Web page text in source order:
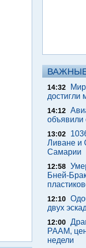
14:32
достигли
14:12
объявили
13:02
Ливане и
Самарии
12:58
Бней-
12:10
двух
12:00
РААМ,
недели